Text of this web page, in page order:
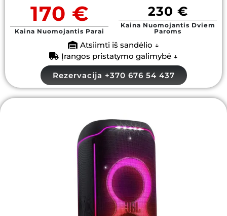
170 €
Kaina Nuomojantis Parai
230 €
Kaina Nuomojantis Dviem
Paroms
Atsiimti iš sandėlio ↓
Įrangos pristatymo galimybė ↓
Rezervacija +370 676 54 437